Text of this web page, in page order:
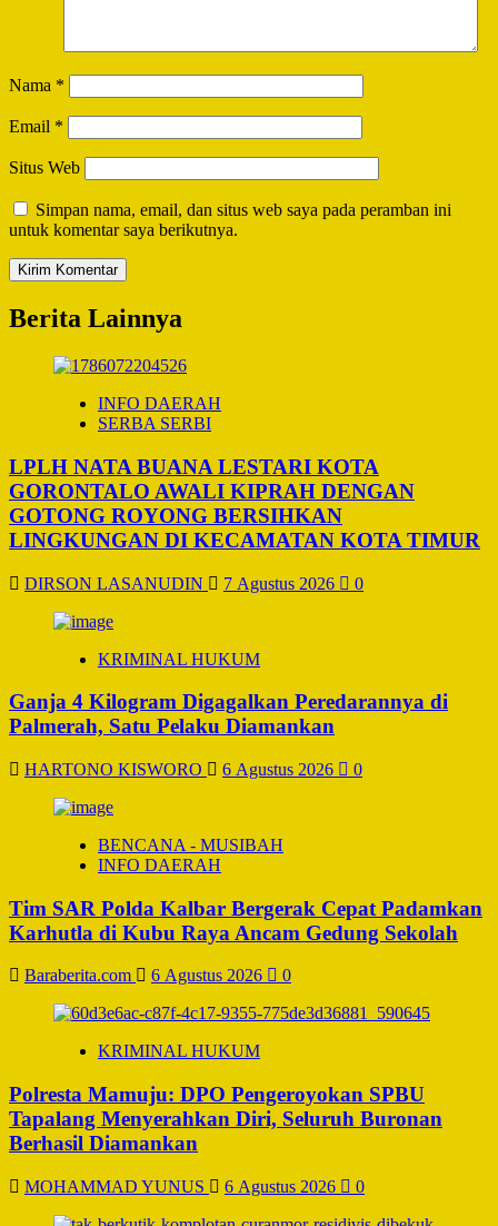
Nama *
Email *
Situs Web
Simpan nama, email, dan situs web saya pada peramban ini
untuk komentar saya berikutnya.
Berita Lainnya
INFO DAERAH
SERBA SERBI
LPLH NATA BUANA LESTARI KOTA
GORONTALO AWALI KIPRAH DENGAN
GOTONG ROYONG BERSIHKAN
LINGKUNGAN DI KECAMATAN KOTA TIMUR
DIRSON LASANUDIN 7 Agustus 2026 0
KRIMINAL HUKUM
Ganja 4 Kilogram Digagalkan Peredarannya di
Palmerah, Satu Pelaku Diamankan
HARTONO KISWORO 6 Agustus 2026 0
BENCANA - MUSIBAH
INFO DAERAH
Tim SAR Polda Kalbar Bergerak Cepat Padamkan
Karhutla di Kubu Raya Ancam Gedung Sekolah
Baraberita.com 6 Agustus 2026 0
KRIMINAL HUKUM
Polresta Mamuju: DPO Pengeroyokan SPBU
Tapalang Menyerahkan Diri, Seluruh Buronan
Berhasil Diamankan
MOHAMMAD YUNUS 6 Agustus 2026 0